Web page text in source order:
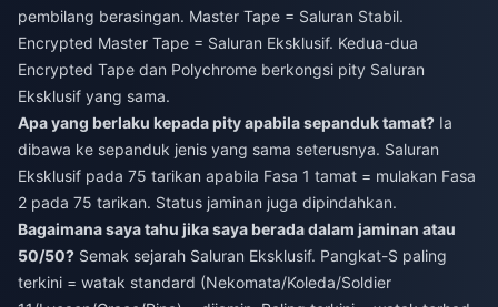
pembilang berasingan. Master Tape = Saluran Stabil.
Encrypted Master Tape = Saluran Eksklusif. Kedua-dua
Encrypted Tape dan Polychrome berkongsi pity Saluran
Eksklusif yang sama.
Apa yang berlaku kepada pity apabila sepanduk tamat? Ia
dibawa ke sepanduk jenis yang sama seterusnya. Saluran
Eksklusif pada 75 tarikan apabila Fasa 1 tamat = mulakan Fasa
2 pada 75 tarikan. Status jaminan juga dipindahkan.
Bagaimana saya tahu jika saya berada dalam jaminan atau
50/50? Semak sejarah Saluran Eksklusif. Pangkat-S paling
terkini = watak standard (Nekomata/Koleda/Soldier